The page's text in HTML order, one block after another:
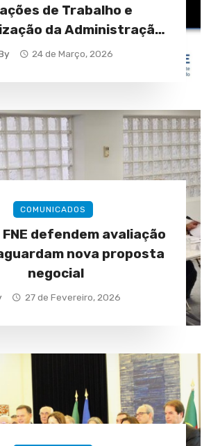
de Trabalho e
da Administração
(28 a 30 de abril)
24 de Março, 2026
COMUNICADOS
FNE defendem avaliação
nova proposta
negocial
27 de Fevereiro, 2026